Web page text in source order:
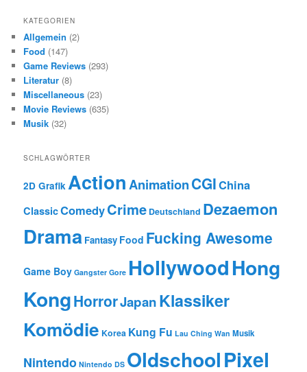
KATEGORIEN
Allgemein (2)
Food (147)
Game Reviews (293)
Literatur (8)
Miscellaneous (23)
Movie Reviews (635)
Musik (32)
SCHLAGWÖRTER
2D Grafik ActionAnimationCGIChina
ClassicComedyCrime Deutschland Dezaemon
Drama Fantasy Food Fucking Awesome
Game Boy Gangster Gore HollywoodHong
KongHorrorJapanKlassiker
Komödie Korea Kung Fu Lau Ching Wan Musik
Nintendo Nintendo DS OldschoolPixel